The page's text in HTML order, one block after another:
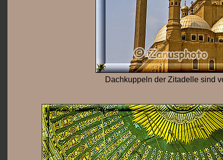
Dachkuppeln der Zitadelle sind